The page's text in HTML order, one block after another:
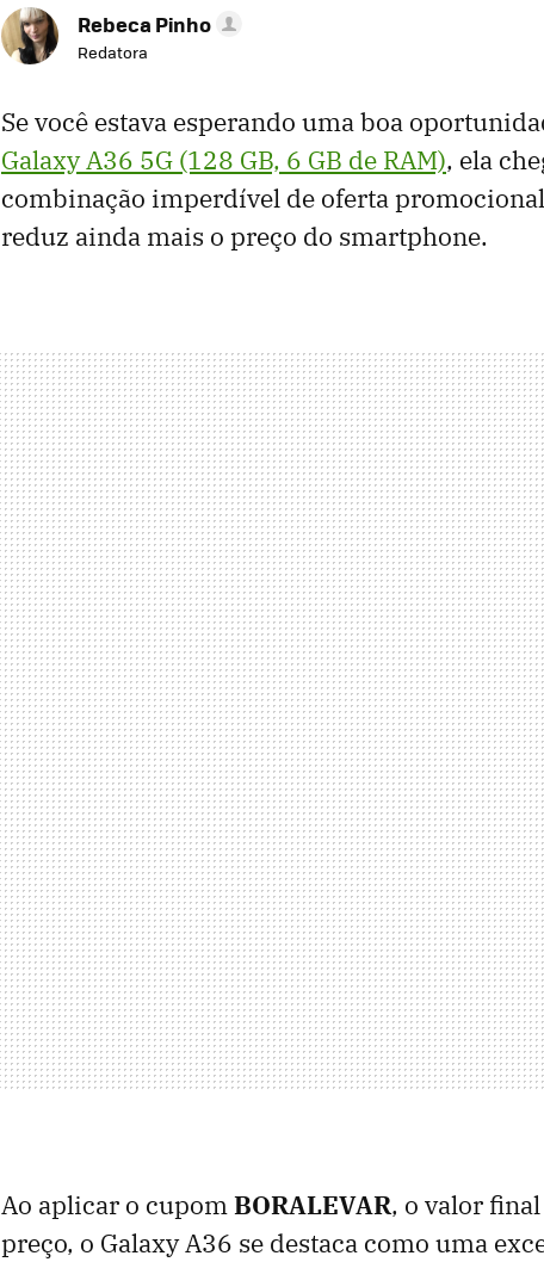
Rebeca Pinho
Redatora
Se você estava esperando uma boa
Galaxy A36 5G (128 GB, 6 GB de RAM), ela
combinação imperdível de oferta
reduz ainda mais o preço do smartphone.
Ao aplicar o cupomBORALEVAR, o valor
preço, o Galaxy A36 se destaca como uma